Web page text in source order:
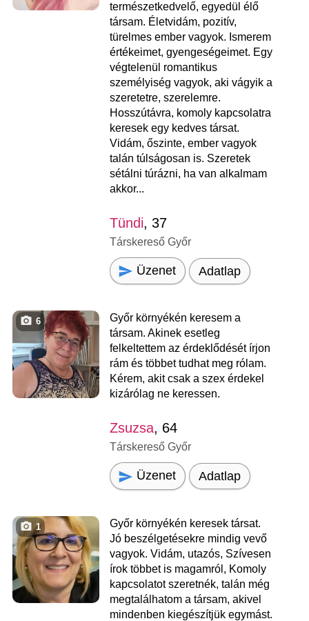
természetkedvelő, egyedül élő
társam. Életvidám, pozitív,
türelmes ember vagyok. Ismerem
értékeimet, gyengeségeimet. Egy
végtelenül romantikus
személyiség vagyok, aki vágyik a
szeretetre, szerelemre.
Hosszútávra, komoly kapcsolatra
keresek egy kedves társat.
Vidám, őszinte, ember vagyok
talán túlságosan is. Szeretek
sétálni túrázni, ha van alkalmam
akkor...
Tündi, 37
Társkereső Győr
Üzenet Adatlap
6
Győr környékén keresem a
társam. Akinek esetleg
felkeltettem az érdeklődését írjon
rám és többet tudhat meg rólam.
Kérem, akit csak a szex érdekel
kizárólag ne keressen.
Zsuzsa, 64
Társkereső Győr
Üzenet Adatlap
1
Győr környékén keresek társat.
Jó beszélgetésekre mindig vevő
vagyok. Vidám, utazós, Szívesen
írok többet is magamról, Komoly
kapcsolatot szeretnék, talán még
megtalálhatom a társam, akivel
mindenben kiegészítjük egymást.